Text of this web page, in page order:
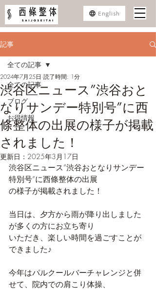
English
記事
全ての記事
ブログ
お得情報
全ての記事
渋谷区ニュース”渋谷おと
なりサンデー特別号”に西
條整体の出展の様子が掲載
されました！
2024年7月25日 読了時間: 1分
更新日： 2025年3月17日
渋谷区ニュース”渋谷おとなりサンデー
特別号”に西條整体の出展
の様子が掲載されました！
当日は、夕方から雨が降り出しました
が多くの方にお立ち寄り
いただき、楽しい時間を過ごすことが
できました♪
今年はパルクールバーチャレンジと併
せて、院内での肩こり体操、